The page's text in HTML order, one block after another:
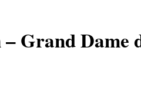
Grand Dame